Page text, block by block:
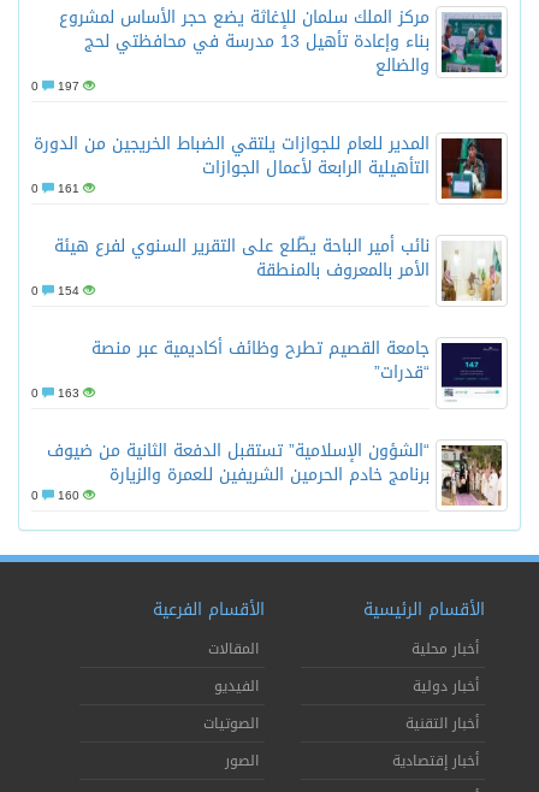
مركز الملك سلمان للإغاثة يضع حجر الأساس لمشروع
بناء وإعادة تأهيل 13 مدرسة في محافظتي لحج
والضالع
197
المدير للعام للجوازات يلتقي الضباط الخريجين من الدورة
التأهيلية الرابعة لأعمال الجوازات
161
نائب أمير الباحة يطّلع على التقرير السنوي لفرع هيئة
الأمر بالمعروف بالمنطقة
154
جامعة القصيم تطرح وظائف أكاديمية عبر منصة
“قدرات”
163
“الشؤون الإسلامية” تستقبل الدفعة الثانية من ضيوف
برنامج خادم الحرمين الشريفين للعمرة والزيارة
160
الأقسام الرئيسية
أخبار محلية
أخبار دولية
أخبار التقنية
أخبار إقتصادية
الأقسام الفرعية
المقالات
الفيديو
الصوتيات
الصور